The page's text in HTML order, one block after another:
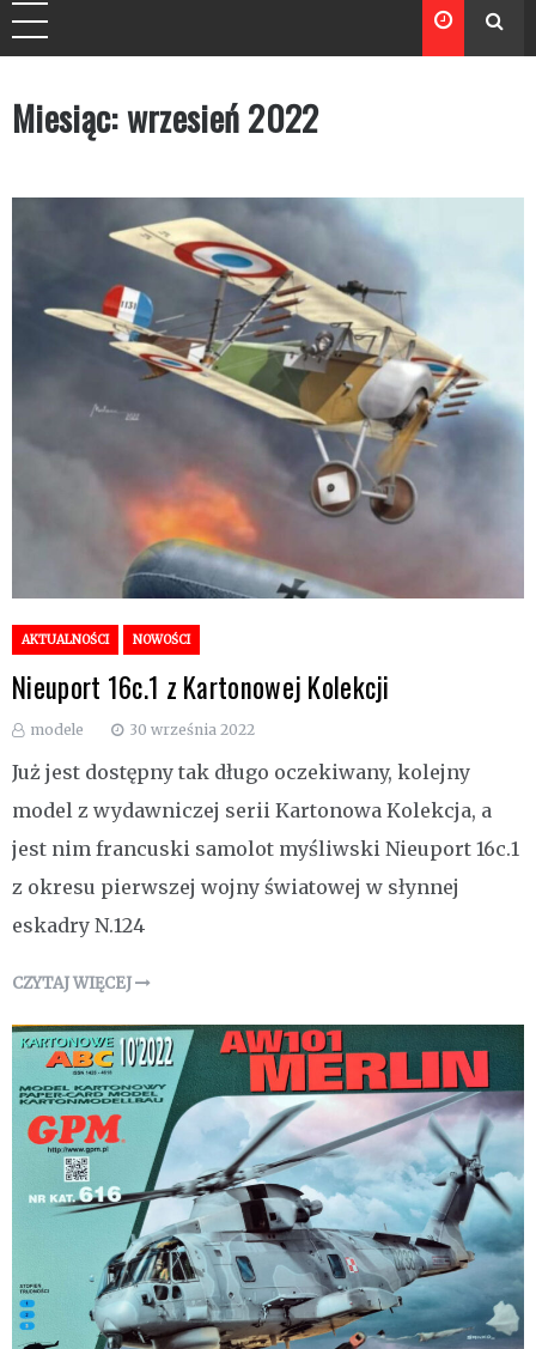
Miesiąc:wrzesień 2022
AKTUALNOŚCI NOWOŚCI
Nieuport 16c.1 z Kartonowej Kolekcji
modele 30 września 2022
Już jest dostępny tak długo oczekiwany, kolejny
model z wydawniczej serii Kartonowa Kolekcja, a
jest nim francuski samolot myśliwski Nieuport 16c.1
z okresu pierwszej wojny światowej w słynnej
eskadry N.124
CZYTAJ WIĘCEJ